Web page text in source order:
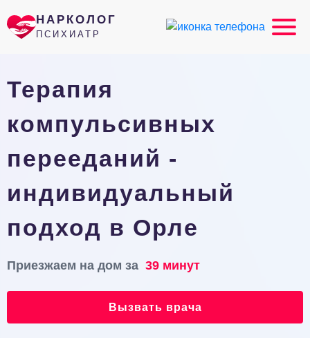
НАРКОЛОГ
ПСИХИАТР
Терапия
компульсивных
перееданий -
индивидуальный
подход в Орле
Приезжаем на дом за 39 минут
Вызвать врача